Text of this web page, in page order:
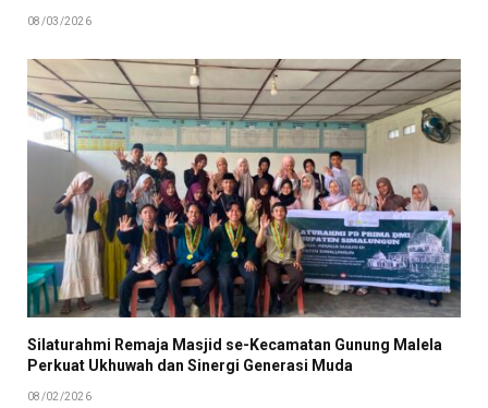
08/03/2026
Silaturahmi Remaja Masjid se-Kecamatan Gunung Malela
Perkuat Ukhuwah dan Sinergi Generasi Muda
08/02/2026